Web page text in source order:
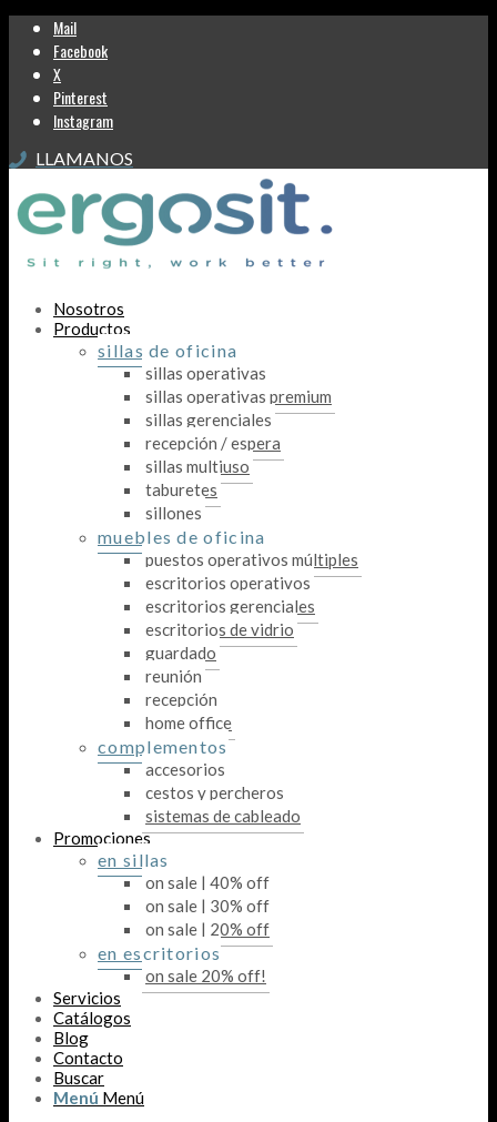
Mail
Facebook
X
Pinterest
Instagram
LLAMANOS
Nosotros
Productos
sillas de oficina
sillas operativas
sillas operativas premium
sillas gerenciales
recepción / espera
sillas multiuso
taburetes
sillones
muebles de oficina
puestos operativos múltiples
escritorios operativos
escritorios gerenciales
escritorios de vidrio
guardado
reunión
recepción
home office
complementos
accesorios
cestos y percheros
sistemas de cableado
Promociones
en sillas
on sale | 40% off
on sale | 30% off
on sale | 20% off
en escritorios
on sale 20% off!
Servicios
Catálogos
Blog
Contacto
Buscar
Menú Menú